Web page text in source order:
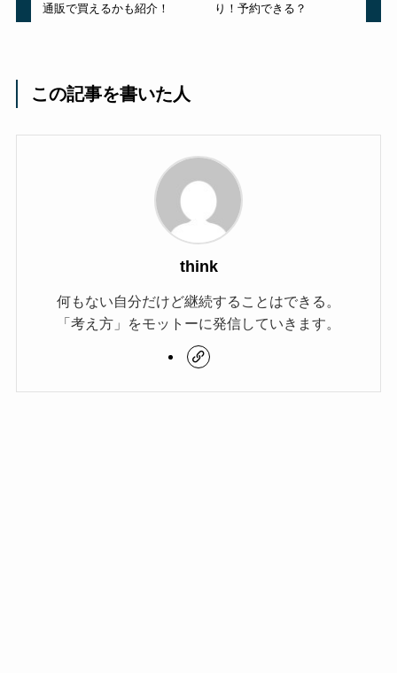
通販で買えるかも紹介！
り！予約できる？
この記事を書いた人
think
何もない自分だけど継続することはできる。
「考え方」をモットーに発信していきます。